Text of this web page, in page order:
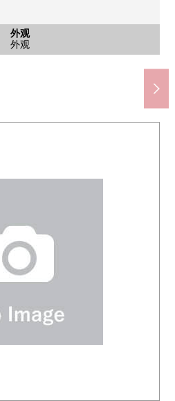
外观
外观
客厅
客厅
客厅
客厅
客厅
客厅
客厅
客厅
客厅
客厅
室内
塌塌米西式房间
室内
塌塌米西式房间
室内
塌塌米西式房间
室内
塌塌米西式房间
室内
塌塌米西式房间
收纳
张塌塌米收纳
室内
塌塌米储藏室
阳台
阳台
阳台
室内
塌塌米储藏室
室内
塌塌米西式房间
室内
塌塌米西式房间
室内
塌塌米西式房间
阳台
简易旅店
阳台
简易旅店
厨房
厨房
公共汽车
浴室
洗脸
洗脸
洗脸
洗脸
公共汽车
淋浴房
洗脸
洗脸室
厕所
1楼厕所
厕所
2楼厕所
门口
门口
门口
门口
门口
门口
门口
门口
门口
门口
收纳
衣帽寄存处
外观
外观
外观
外观
其他当地
其他当地
其他当地
其他当地
其他当地
其他当地
其他当地
其他当地
停车场
停车场
停车场
停车场
停车场
停车场
门口
门口
田第2小学(约1300m)
渕中学校(约860m)
田西商店(约1500m)
田商店(约1800m)